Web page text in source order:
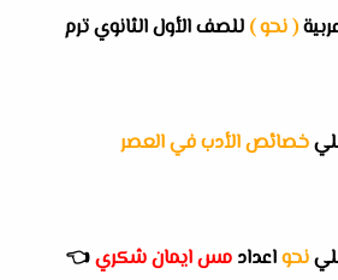
( نحو ) للصف الأول الثانوي ترم
خصائص الأدب في العصر
نحواعداد مس ايمان شكري👈